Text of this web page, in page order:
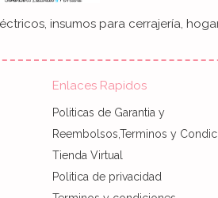
insumos para cerrajería,
Enlaces Rapidos
Politicas de Garantia y
Reembolsos,Terminos y
Tienda Virtual
Politica de privacidad